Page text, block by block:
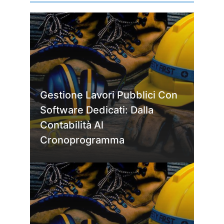
Gestione Lavori Pubblici Con
Software Dedicati: Dalla
Contabilità Al
Cronoprogramma